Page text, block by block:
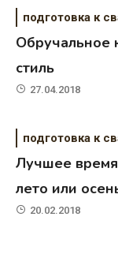
подготовка к
Обручальное
стиль
27.04.2018
подготовка к
Лучшее
лето или
20.02.2018